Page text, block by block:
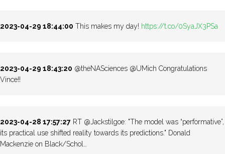
2023-04-29 18:44:00 This makes my day! https://t.co/0SyaJX3PSa
2023-04-29 18:43:20 @theNASciences @UMich Congratulations
Vince!!
2023-04-28 17:57:27 RT @Jackstilgoe: "The model was “performative”,
its practical use shifted reality towards its predictions." Donald
Mackenzie on Black/Schol…